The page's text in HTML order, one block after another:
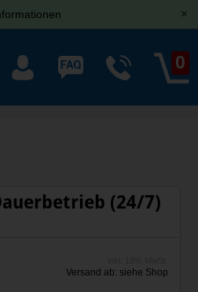
[x]
0
(24/7)
Versand ab: siehe Shop